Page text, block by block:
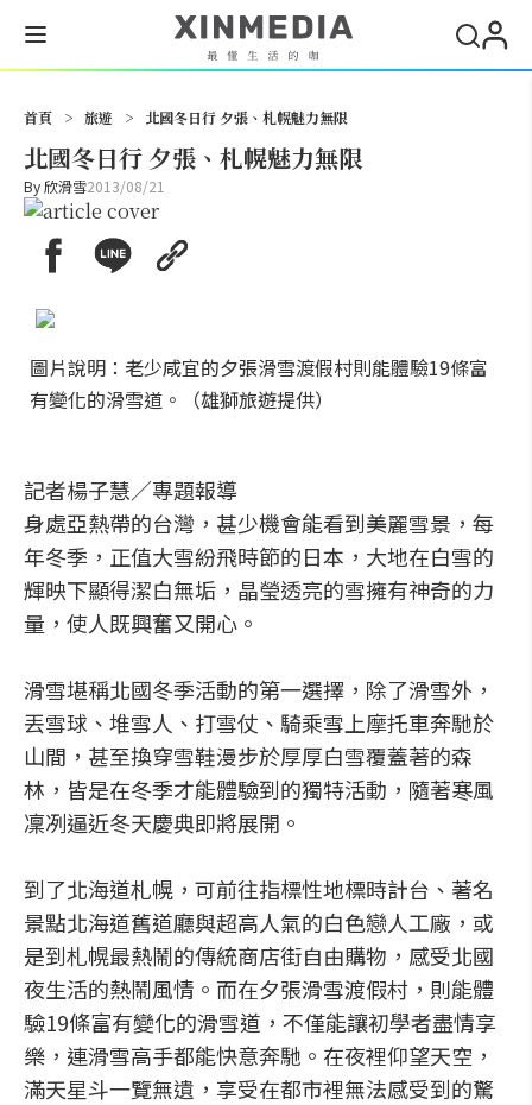
首頁 > 旅遊 > 北國冬日行 夕張、札幌魅力無限
北國冬日行 夕張、札幌魅力無限
By欣滑雪2013/08/21
圖片說明：老少咸宜的夕張滑雪渡假村則能體驗19條富
有變化的滑雪道。（雄獅旅遊提供）
記者楊子慧／專題報導
身處亞熱帶的台灣，甚少機會能看到美麗雪景，每
年冬季，正值大雪紛飛時節的日本，大地在白雪的
輝映下顯得潔白無垢，晶瑩透亮的雪擁有神奇的力
量，使人既興奮又開心。
滑雪堪稱北國冬季活動的第一選擇，除了滑雪外，
丟雪球、堆雪人、打雪仗、騎乘雪上摩托車奔馳於
山間，甚至換穿雪鞋漫步於厚厚白雪覆蓋著的森
林，皆是在冬季才能體驗到的獨特活動，隨著寒風
凜冽逼近冬天慶典即將展開。
到了北海道札幌，可前往指標性地標時計台、著名
景點北海道舊道廳與超高人氣的白色戀人工廠，或
是到札幌最熱鬧的傳統商店街自由購物，感受北國
夜生活的熱鬧風情。而在夕張滑雪渡假村，則能體
驗19條富有變化的滑雪道，不僅能讓初學者盡情享
樂，連滑雪高手都能快意奔馳。在夜裡仰望天空，
滿天星斗一覽無遺，享受在都市裡無法感受到的驚